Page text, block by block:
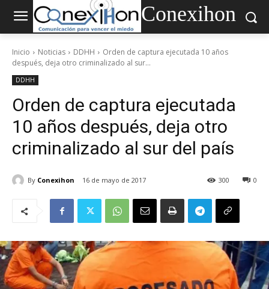
Conexihon
Inicio Noticias DDHH
Orden de captura ejecutada 10 años
después, deja otro criminalizado al sur...
DDHH
Orden de captura ejecutada
10 años después, deja otro
criminalizado al sur del país
By Conexihon 16 de mayo de 2017 0
300